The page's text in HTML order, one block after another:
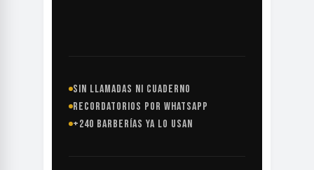
SIN LLAMADAS NI CUADERNO
RECORDATORIOS POR WHATSAPP
+240 BARBERÍAS YA LO USAN